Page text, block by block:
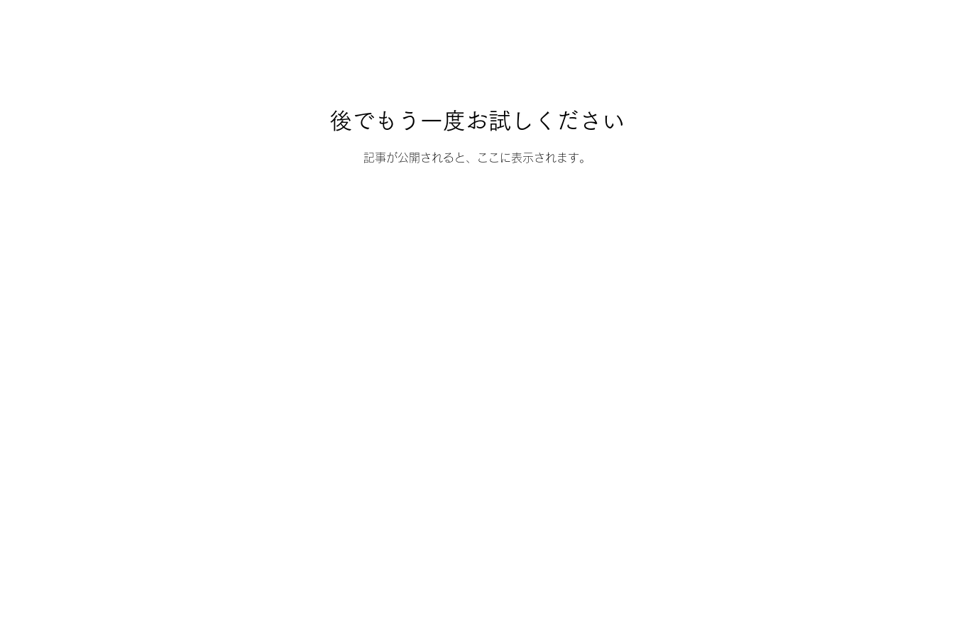
後でもう一度お試しください
記事が公開されると、ここに表示されます。